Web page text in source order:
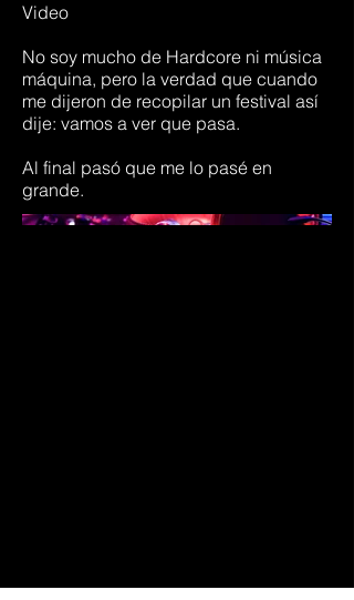
Video
No soy mucho de Hardcore ni música
máquina, pero la verdad que cuando
me dijeron de recopilar un festival así
dije: vamos a ver que pasa.
Al final pasó que me lo pasé en
grande.